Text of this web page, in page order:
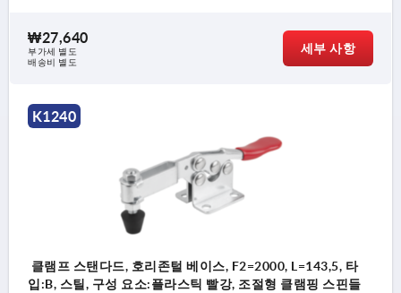
₩27,640
부가세 별도
배송비 별도
세부 사항
K1240
클램프 스탠다드, 호리존털 베이스, F2=2000, L=143,5, 타
입:B, 스틸, 구성 요소:플라스틱 빨강, 조절형 클램핑 스핀들